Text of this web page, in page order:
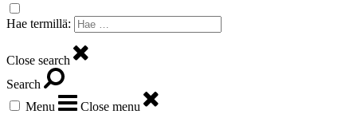
Hae termillä:
Close search
Search
Menu
Close menu